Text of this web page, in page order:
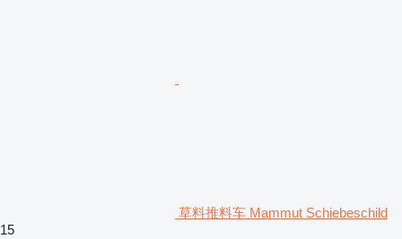
草料推料车 Mammut Schiebeschild
15